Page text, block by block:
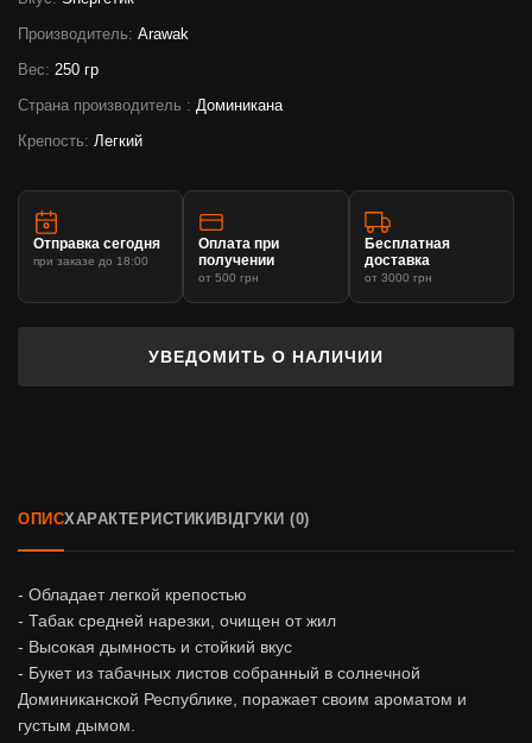
Производитель: Arawak
Вес: 250 гр
Страна производитель : Доминикана
Крепость: Легкий
УВЕДОМИТЬ О НАЛИЧИИ
Отправка сегодня
при заказе до 18:00
Оплата при
получении
от 500 грн
Бесплатная
доставка
от 3000 грн
ОПИСХАРАКТЕРИСТИКИ ВІДГУКИ (0)
- Обладает легкой крепостью
- Табак средней нарезки, очищен от жил
- Высокая дымность и стойкий вкус
- Букет из табачных листов собранный в солнечной
Доминиканской Республике, поражает своим ароматом и
густым дымом.